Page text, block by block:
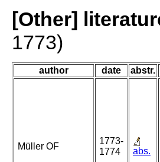
[Other]
1773)
author date abstr.
Müller OF
1773-
1774
abs.